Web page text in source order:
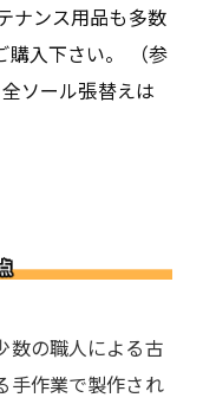
ナンス用品も多数
購入下さい。 （参
ソール張替えは
数の職人による古
手作業で製作され